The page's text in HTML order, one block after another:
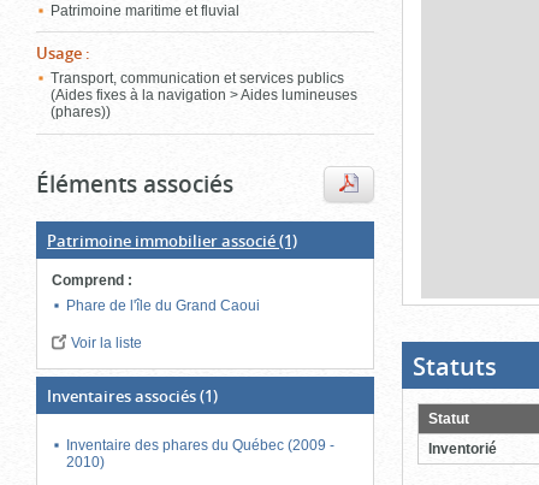
Patrimoine maritime et fluvial
Usage :
Transport, communication et services publics
(Aides fixes à la navigation > Aides lumineuses
(phares))
Éléments associés
Patrimoine immobilier associé(1)
Comprend :
Phare de l'île du Grand Caoui
Voir la liste
Inventaires associés(1)
Inventaire des phares du Québec (2009 -
2010)
bloc
d'onglets
Statuts
pour
Statut
Inventorié